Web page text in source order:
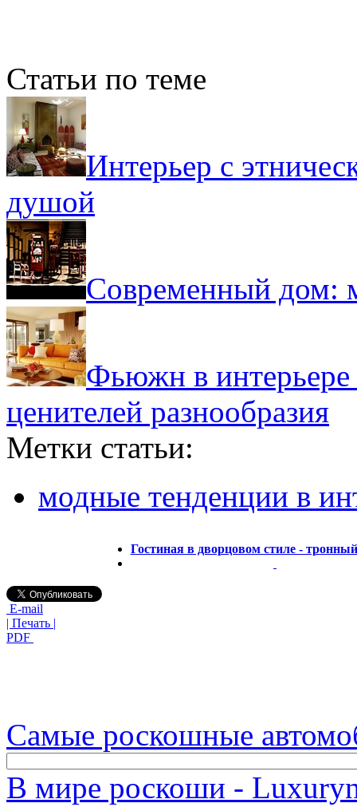
Статьи по теме
Интерьер с
душой
Современный дом:
Фьюжн в интерьере
ценителей разнообразия
Метки статьи:
модные тенденции в
Гостиная в дворцовом стиле - тронный
E-mail
| Печать |
PDF
Самые роскошные
В мире роскоши -